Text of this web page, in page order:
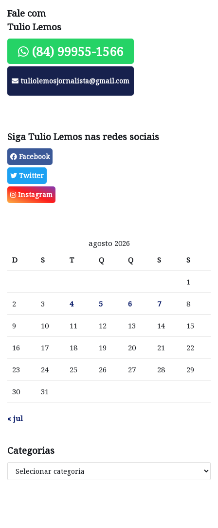
Fale com
Tulio Lemos
(84) 99955-1566
tuliolemosjornalista@gmail.com
Siga Tulio Lemos nas redes sociais
Facebook
Twitter
Instagram
agosto 2026
D
S T Q Q S S
1
2 3 4 5 6 7 8
9 10 11 12 13 14 15
16 17 18 19 20 21 22
23 24 25 26 27 28 29
30 31
« jul
Categorias